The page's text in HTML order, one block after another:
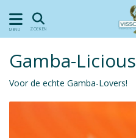
MENU ZOEKEN
Gamba-Licious
Voor de echte Gamba-Lovers!